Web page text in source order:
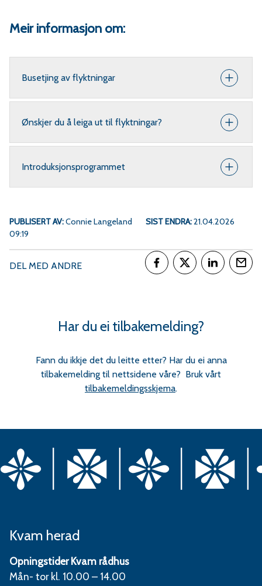
Meir informasjon om:
Busetjing av flyktningar
Ønskjer du å leiga ut til flyktningar?
Introduksjonsprogrammet
PUBLISERT AV Connie Langeland SIST ENDRA 21.04.2026
09:19
DEL MED ANDRE
Har du ei tilbakemelding?
Fann du ikkje det du leitte etter? Har du ei anna
tilbakemelding til nettsidene våre? Bruk vårt
tilbakemeldingsskjema.
Kvam herad
Opningstider Kvam rådhus
Mån- tor kl. 10.00 – 14.00